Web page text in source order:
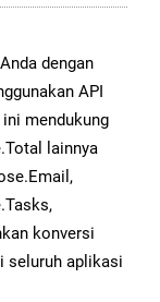
dengan
API
mendukung
lainnya
konversi
seluruh aplikasi